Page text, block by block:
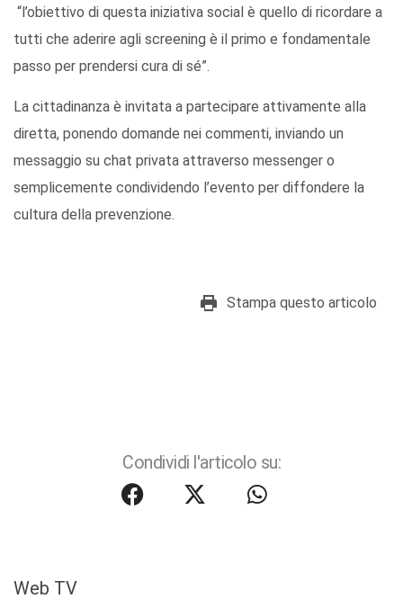
“l’obiettivo di questa iniziativa social è quello di ricordare a
tutti che aderire agli screening è il primo e fondamentale
passo per prendersi cura di sé”.
La cittadinanza è invitata a partecipare attivamente alla
diretta, ponendo domande nei commenti, inviando un
messaggio su chat privata attraverso messenger o
semplicemente condividendo l’evento per diffondere la
cultura della prevenzione.
Stampa questo articolo
Condividi l'articolo su:
Web TV